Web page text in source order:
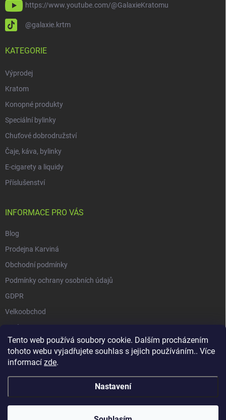
Tento web používá soubory cookie. Dalším procházením
tohoto webu vyjadřujete souhlas s jejich používáním.. Více
informací zde.
Nastavení
https://www.youtube.com/@GalaxieKratomu
@galaxie.krtm
KATEGORIE
Výprodej
Kratom
Konopné produkty
Speciální bylinky
Chuťové dobrodružství
Čaje, káva, bylinky
E-cigarety a liquidy
Příslušenství
INFORMACE PRO VÁS
Blog
Prodejna Karviná
Obchodní podmínky
Podmínky ochrany osobních údajů
GDPR
Velkoobchod
O nás
Vrácení zásilky přes Zásilkovnu
Copyright 2026GALAXIE KRATOMU. Všechna práva vyhrazena.